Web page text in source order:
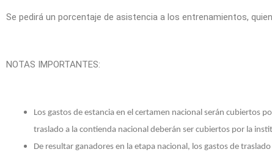
Se pedirá un porcentaje de asistencia a los entrenamientos,
NOTAS IMPORTANTES:
Los gastos de estancia en el certamen nacional serán cubiertos
traslado a la contienda nacional deberán ser cubiertos por la
De resultar ganadores en la etapa nacional, los gastos de